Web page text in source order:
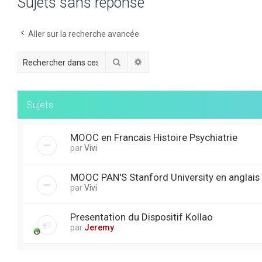
Aller sur la recherche avancée
Rechercher
Sujets
MOOC en Francais Histoire Psychiatrie
parVivi
MOOC PAN'S Stanford University en anglais
parVivi
Presentation du Dispositif Kollao
par Jeremy